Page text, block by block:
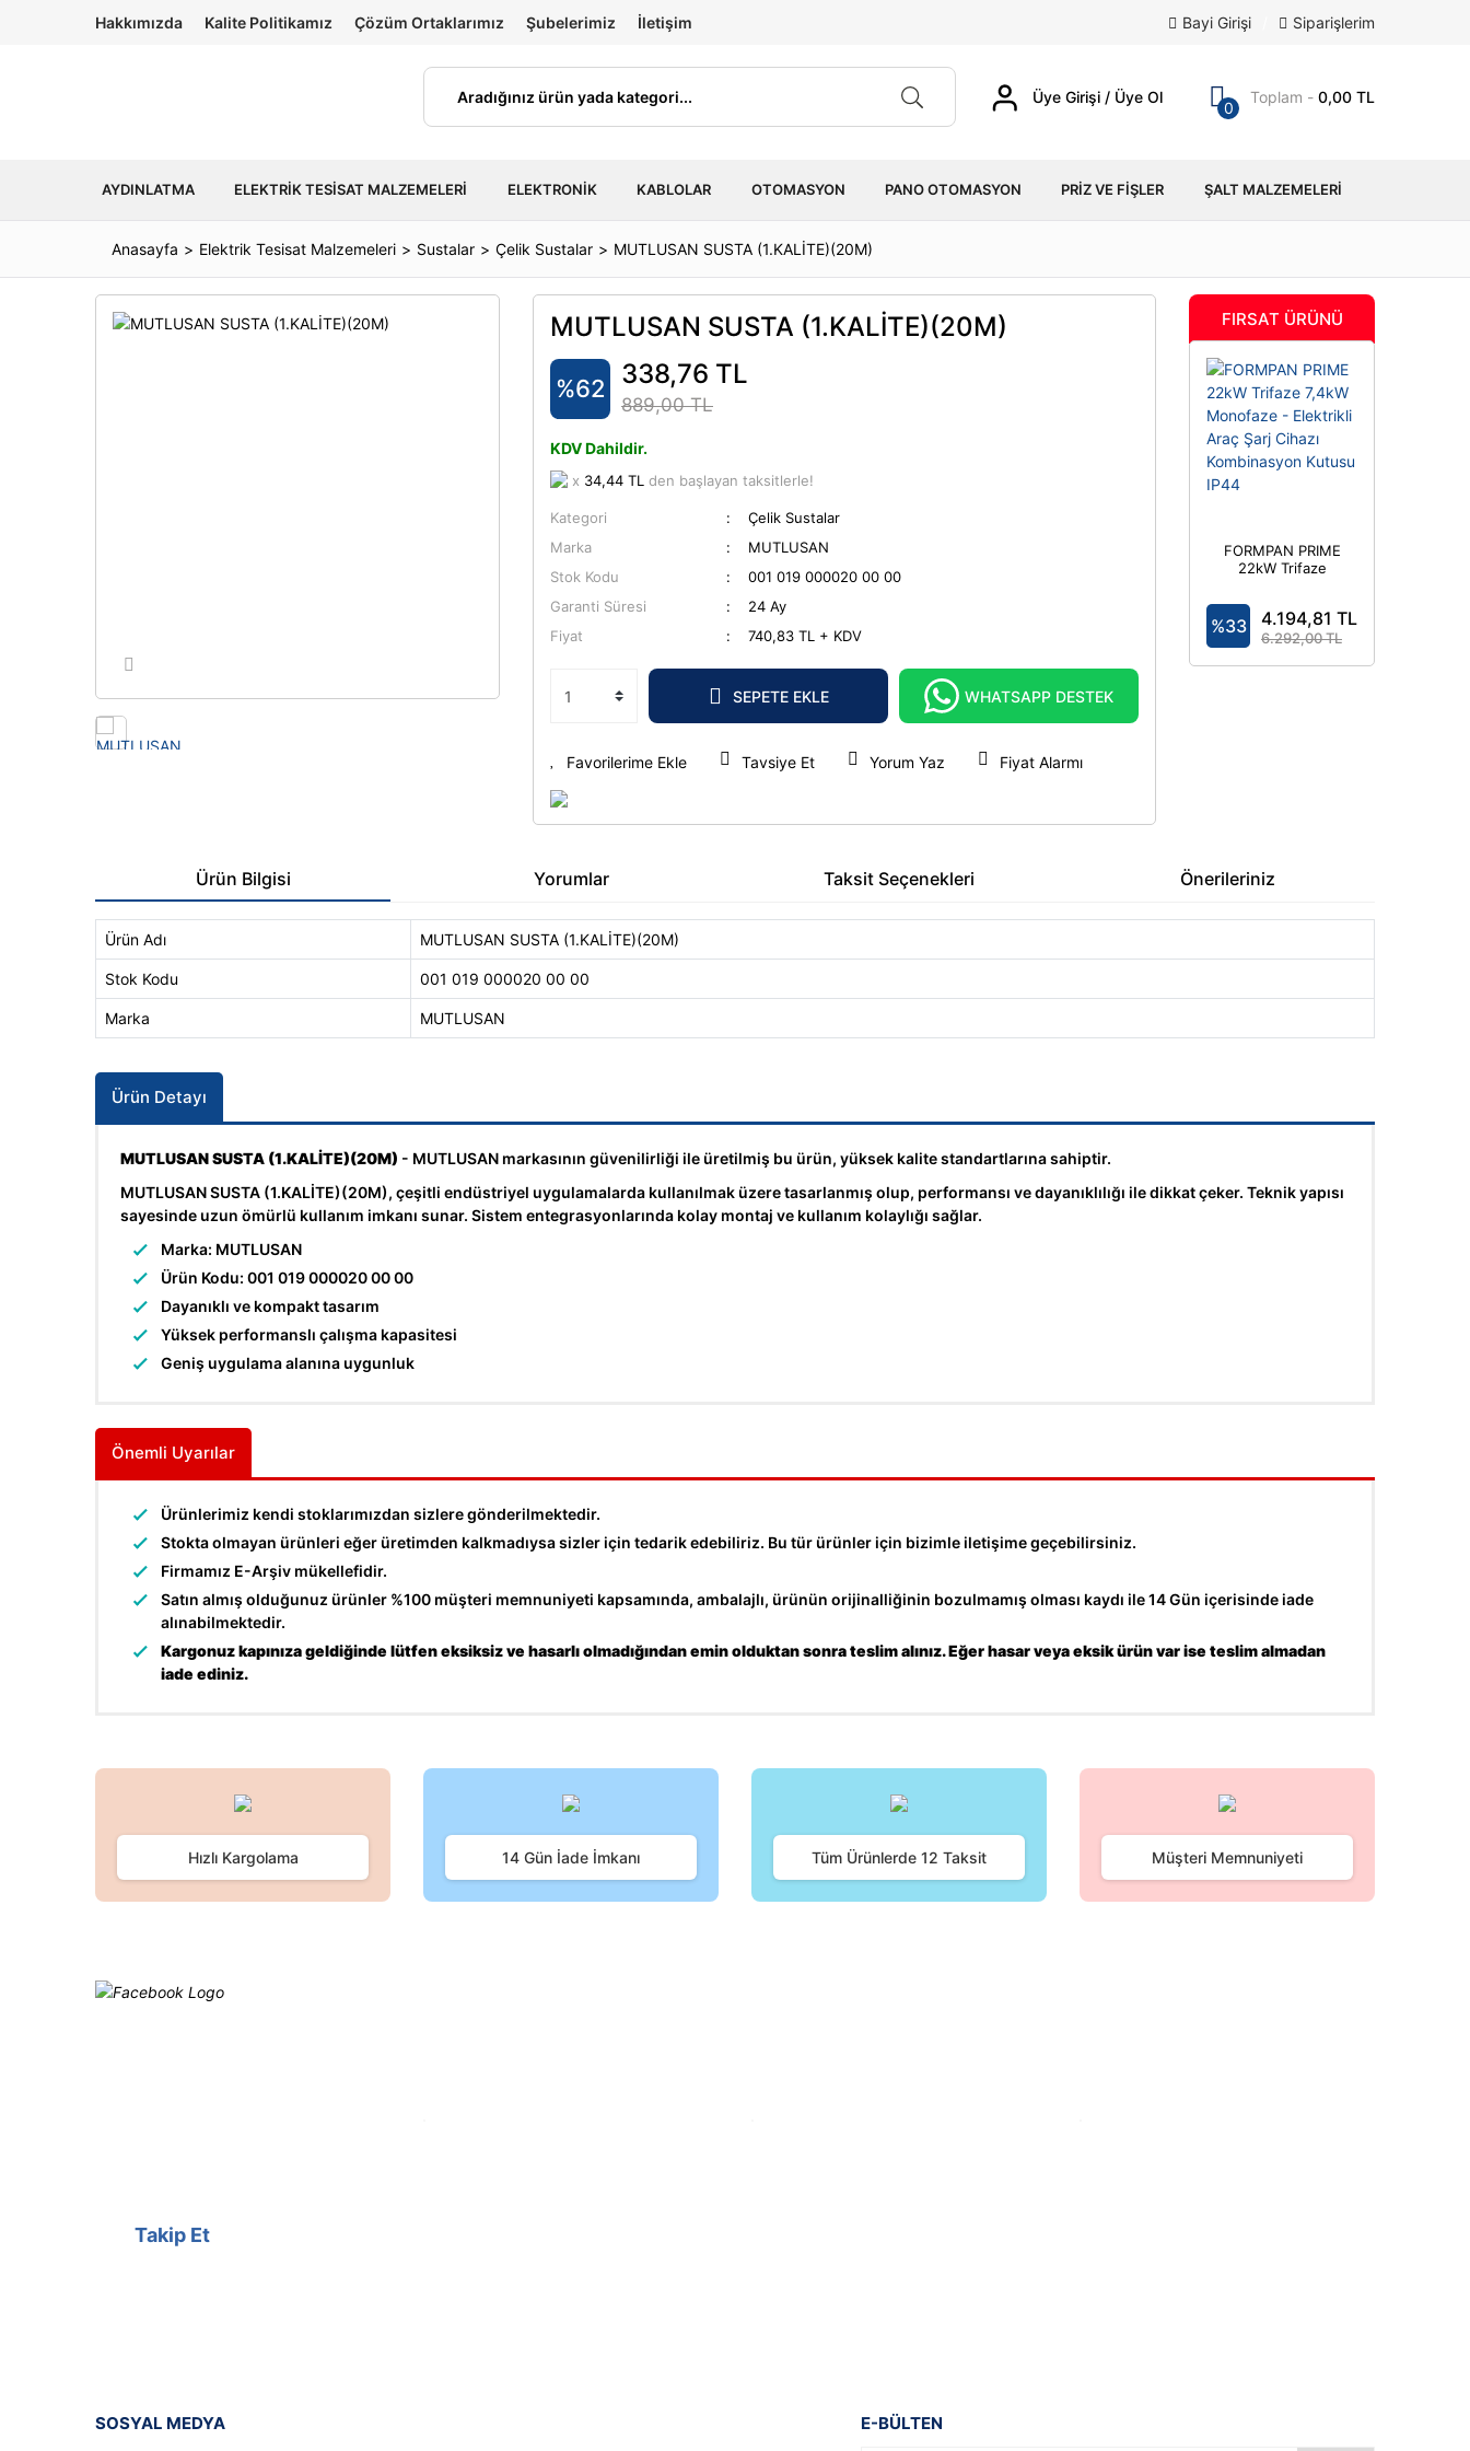
Hakkımızda Kalite Politikamız Çözüm Ortaklarımız Şubelerimiz İletişim Bayi Girişi Siparişlerim
Üye Girişi / Üye Ol
0
Toplam - 0,00 TL
AYDINLATMA ELEKTRIK TESISAT MALZEMELERI ELEKTRONIK KABLOLAR OTOMASYON PANO OTOMASYON PRIZ VE FIŞLER ŞALT MALZEMELERI
Anasayfa Elektrik Tesisat Malzemeleri Sustalar Çelik Sustalar MUTLUSAN SUSTA (1.KALİTE)(20M)
MUTLUSAN SUSTA (1.KALİTE)(20M)
%62 338,76 TL
889,00 TL
KDV Dahildir.
x 34,44 TL den başlayan taksitlerle!
Kategori
Çelik Sustalar
Marka
MUTLUSAN
Stok Kodu
001 019 000020 00 00
Garanti Süresi
24 Ay
Fiyat
740,83 TL + KDV
SEPETE EKLE WHATSAPP DESTEK
Tavsiye Et Yorum Yaz Fiyat Alarmı
FIRSAT ÜRÜNÜ
FORMPAN PRIME
22kW Trifaze
- Elektrikli Araç
Şarj Cihazı
Kombinasyon
%33 4.194,81 TL
6.292,00 TL
Ürün Bilgisi Yorumlar Taksit Seçenekleri Önerileriniz
Ürün Adı MUTLUSAN SUSTA (1.KALİTE)(20M)
Stok Kodu 001 019 000020 00 00
Marka MUTLUSAN
Ürün Detayı
MUTLUSAN SUSTA (1.KALİTE)(20M) - MUTLUSAN markasının güvenilirliği ile üretilmiş bu ürün, yüksek kalite standartlarına sahiptir.
MUTLUSAN SUSTA (1.KALİTE)(20M), çeşitli endüstriyel uygulamalarda kullanılmak üzere tasarlanmış olup, performansı ve dayanıklılığı ile dikkat çeker. Teknik yapısı
sayesinde uzun ömürlü kullanım imkanı sunar. Sistem entegrasyonlarında kolay montaj ve kullanım kolaylığı sağlar.
Marka: MUTLUSAN
Ürün Kodu: 001 019 000020 00 00
Dayanıklı ve kompakt tasarım
Yüksek performanslı çalışma kapasitesi
Geniş uygulama alanına uygunluk
Önemli Uyarılar
Ürünlerimiz kendi stoklarımızdan sizlere gönderilmektedir.
Stokta olmayan ürünleri eğer üretimden kalkmadıysa sizler için tedarik edebiliriz. Bu tür ürünler için bizimle iletişime geçebilirsiniz.
Firmamız E-Arşiv mükellefidir.
Satın almış olduğunuz ürünler %100 müşteri memnuniyeti kapsamında, ambalajlı, ürünün orijinalliğinin bozulmamış olması kaydı ile 14 Gün içerisinde iade
alınabilmektedir.
Kargonuz kapınıza geldiğinde lütfen eksiksiz ve hasarlı olmadığından emin olduktan sonra teslim alınız. Eğer hasar veya eksik ürün var ise teslim almadan
iade ediniz.
Ürün resmi kalitesiz, bozuk veya görüntülenemiyor.
Ürün açıklamasında eksik bilgiler bulunuyor.
Ürün bilgilerinde hatalar bulunuyor.
Hızlı Kargolama 14 Gün İade İmkanı Tüm Ürünlerde 12 Taksit Müşteri Memnuniyeti
Takip Et
SOSYAL MEDYA E-BÜLTEN